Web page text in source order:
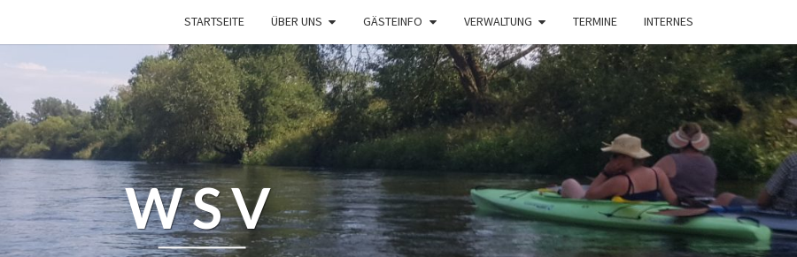
STARTSEITE ÜBER UNS GÄSTEINFO VERWALTUNG TERMINE INTERNES
WSV